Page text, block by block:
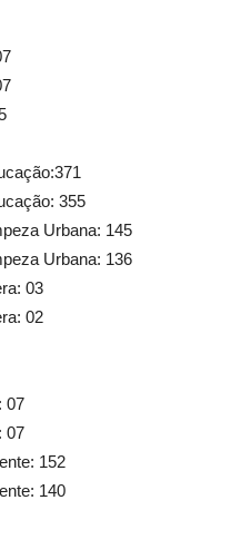
355
Urbana: 145
Urbana: 136
03
02
07
07
152
140